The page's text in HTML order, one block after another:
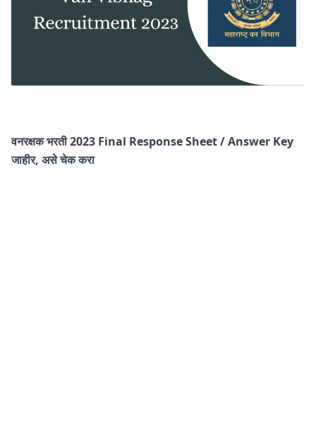
वनरक्षक भरती 2023 Final Response Sheet / Answer Key
जाहीर, असे चेक करा